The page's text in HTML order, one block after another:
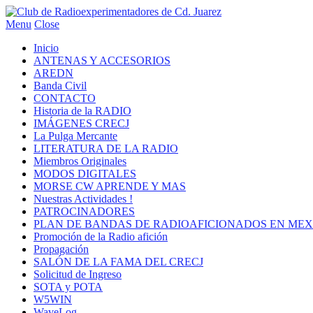
Menu Close
Inicio
ANTENAS Y ACCESORIOS
AREDN
Banda Civil
CONTACTO
Historia de la RADIO
IMÁGENES CRECJ
La Pulga Mercante
LITERATURA DE LA RADIO
Miembros Originales
MODOS DIGITALES
MORSE CW APRENDE Y MAS
Nuestras Actividades !
PATROCINADORES
PLAN DE BANDAS DE RADIOAFICIONADOS EN
Promoción de la Radio afición
Propagación
SALÓN DE LA FAMA DEL CRECJ
Solicitud de Ingreso
SOTA y POTA
W5WIN